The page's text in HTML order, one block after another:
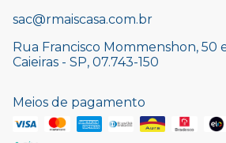
sac@rmaiscasa.com.br
Rua Francisco Mommenshon, 50
Caieiras - SP, 07.743-150
Meios de pagamento